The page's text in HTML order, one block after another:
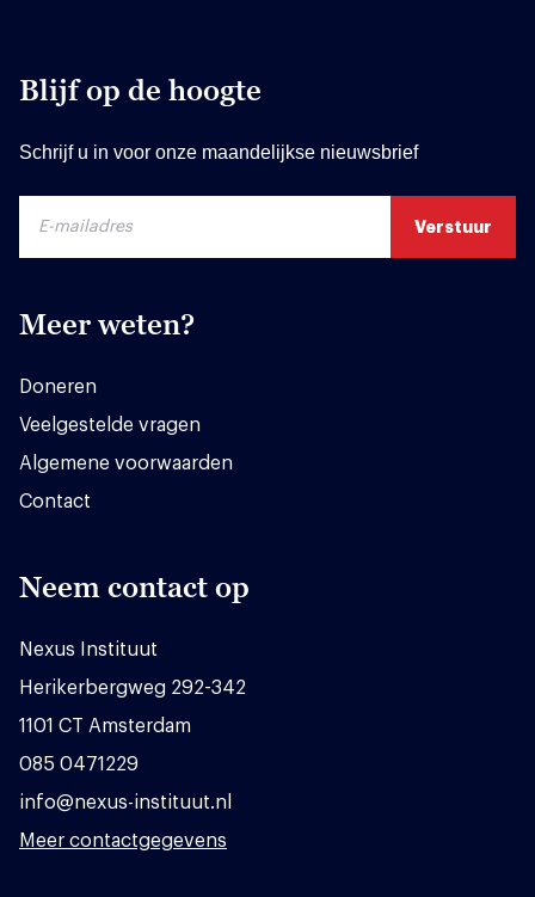
Blijf op de hoogte
Schrijf u in voor onze maandelijkse nieuwsbrief
Meer weten?
Doneren
Veelgestelde vragen
Algemene voorwaarden
Contact
Neem contact op
Nexus Instituut
Herikerbergweg 292-342
1101 CT Amsterdam
085 0471229
info@nexus-instituut.nl
Meer contactgegevens